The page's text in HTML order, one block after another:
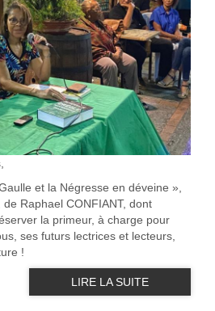
et la Négresse en déveine »,
Raphael CONFIANT, dont
la primeur, à charge pour
ses futurs lectrices et lecteurs,
!
LIRE LA SUITE